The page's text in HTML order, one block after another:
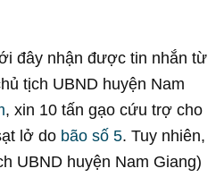
đây nhận được tin nhắn từ
tịch UBND huyện Nam
, xin 10 tấn gạo cứu trợ cho
lở do bão số 5. Tuy nhiên,
UBND huyện Nam Giang)